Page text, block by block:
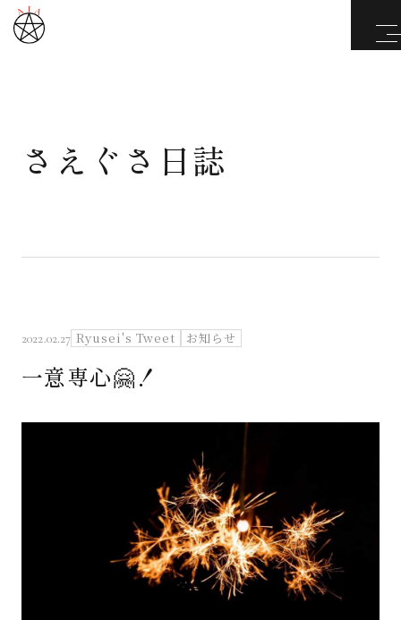
武道と医道
さえぐさ日誌
映像庫
特定商取引法に基づく表記
さえぐさ日誌
2022.02.27 Ryusei's Tweet お知らせ
一意専心🤗！